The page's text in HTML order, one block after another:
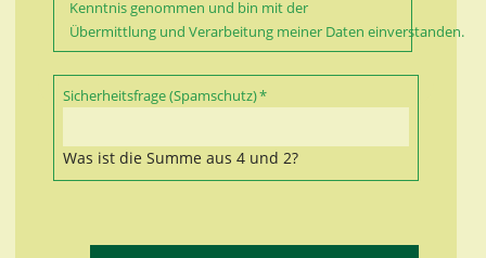
Kenntnis genommen und bin mit der
Übermittlung und Verarbeitung meiner Daten einverstanden.
Pflichtfeld
Sicherheitsfrage (Spamschutz)*
Was ist die Summe aus 4 und 2?